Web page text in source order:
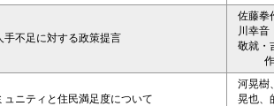
手不足に対する政策提言
佐藤拳
川幸音
敬就・
作
ュニティと住民満足度について
河晃樹
晃也、